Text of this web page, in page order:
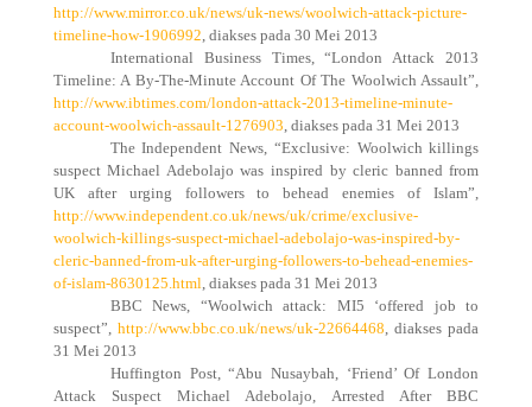
http://www.mirror.co.uk/news/uk-news/woolwich-attack-picture-
timeline-how-1906992 , diakses pada 30 Mei 2013
International Business Times, “London Attack 2013
Timeline: A By-The-Minute Account Of The Woolwich Assault”,
http://www.ibtimes.com/london-attack-2013-timeline-minute-
account-woolwich-assault-1276903 , diakses pada 31 Mei 2013
The Independent News, “Exclusive: Woolwich killings
suspect Michael Adebolajo was inspired by cleric banned from
UK after urging followers to behead enemies of Islam”,
http://www.independent.co.uk/news/uk/crime/exclusive-
woolwich-killings-suspect-michael-adebolajo-was-inspired-by-
cleric-banned-from-uk-after-urging-followers-to-behead-enemies-
of-islam-8630125.html , diakses pada 31 Mei 2013
BBC News, “Woolwich attack: MI5 ‘offered job to
suspect”, http://www.bbc.co.uk/news/uk-22664468 , diakses pada
31 Mei 2013
Huffington Post, “Abu Nusaybah, ‘Friend’ Of London
Attack Suspect Michael Adebolajo, Arrested After BBC